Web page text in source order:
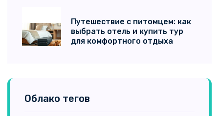
Путешествие с питомцем: как
выбрать отель и купить тур
для комфортного отдыха
Облако тегов